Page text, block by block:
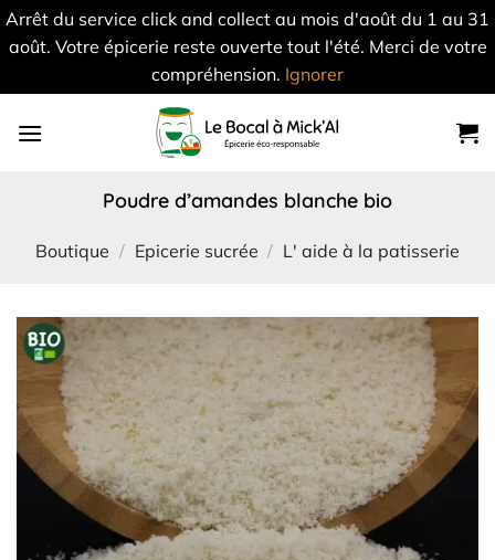
Arrêt du service click and collect au mois d'août du 1 au 31
août. Votre épicerie reste ouverte tout l'été. Merci de votre
compréhension. Ignorer
poudre d’amandes blanche bio
Boutique / Epicerie sucrée / L' aide à la patisserie